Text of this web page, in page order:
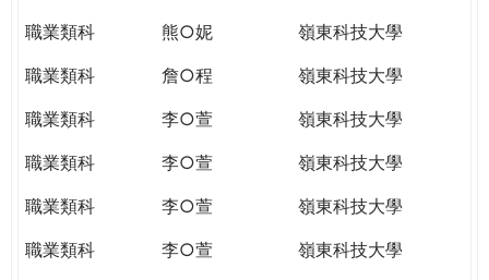
職業類科
熊○妮
嶺東科技大學
職業類科
詹○程
嶺東科技大學
職業類科
李○萱
嶺東科技大學
職業類科
李○萱
嶺東科技大學
職業類科
李○萱
嶺東科技大學
職業類科
李○萱
嶺東科技大學